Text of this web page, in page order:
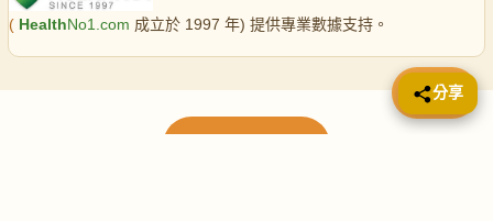
( HealthNo1.com 成立於 1997 年) 提供專業數據支持。
📤 分享
分享